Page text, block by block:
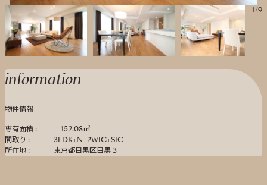
1/9
information
物件情報
専有面積 :
152.08㎡
間取り :
3LDK+N+2WIC+SIC
所在地 :
東京都目黒区目黒３